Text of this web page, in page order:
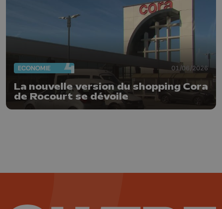
ECONOMIE 01/06/2026
La nouvelle version du shopping Cora
de Rocourt se dévoile